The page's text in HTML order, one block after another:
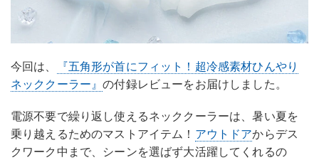
今回は、
『五角形が首にフィット！超冷感素材ひんやり
ネッククーラー』の付録レビューをお届けしました。
電源不要で繰り返し使えるネッククーラーは、暑い夏を
乗り越えるためのマストアイテム！ アウトドアからデス
クワーク中まで、シーンを選ばず大活躍してくれるの